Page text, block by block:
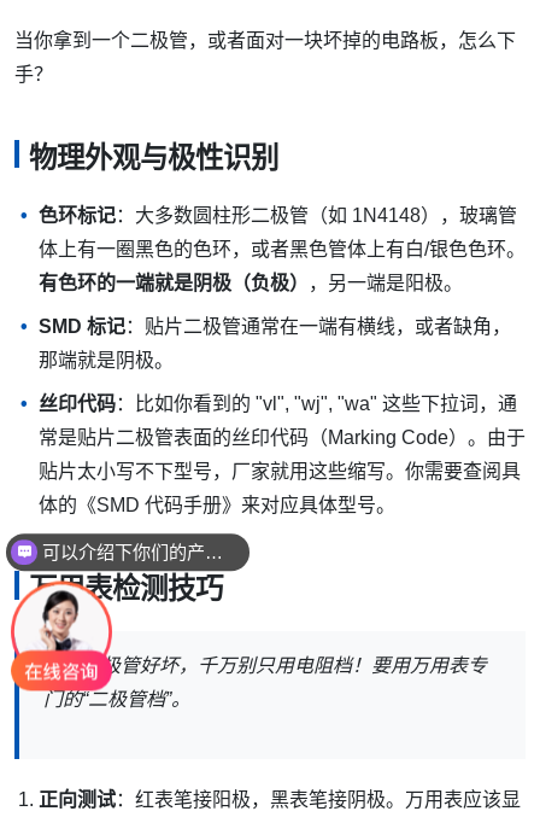
当你拿到一个二极管，或者面对一块坏掉的电路板，怎么下
手？
物理外观与极性识别
色环标记：大多数圆柱形二极管（如 1N4148），玻璃管
体上有一圈黑色的色环，或者黑色管体上有白/银色色环。
有色环的一端就是阴极（负极）
，另一端是阳极。
SMD 标记：贴片二极管通常在一端有横线，或者缺角，
那端就是阴极。
丝印代码：比如你看到的 "vl", "wj", "wa" 这些下拉词，通
常是贴片二极管表面的丝印代码（Marking Code）。由于
贴片太小写不下型号，厂家就用这些缩写。你需要查阅具
体的《SMD 代码手册》来对应具体型号。
万用表检测技巧
检测二极管好坏，千万别只用电阻档！要用万用表专
门的“二极管档”。
正向测试：红表笔接阳极，黑表笔接阴极。万用表应该显
可以介绍下你们的产品么
你们是怎么收费的呢